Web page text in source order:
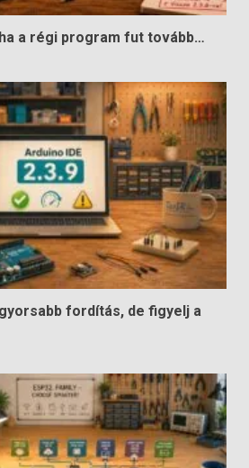
a régi program fut tovább…
fordítás, de figyelj a